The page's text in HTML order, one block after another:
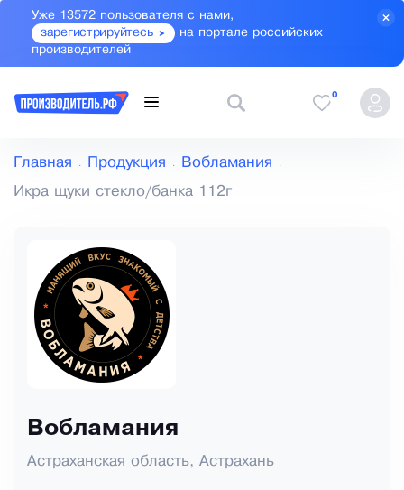
Уже 13572 пользователя с нами,
зарегистрируйтесь
на портале российских
производителей
0
Главная Продукция Вобламания
Икра щуки стекло/банка 112г
Вобламания
Астраханская область, Астрахань